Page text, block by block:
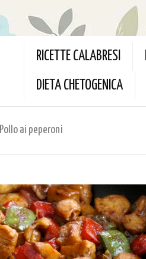
RICETTE CALABRESI
DIETA CHETOGENICA
Pollo ai peperoni